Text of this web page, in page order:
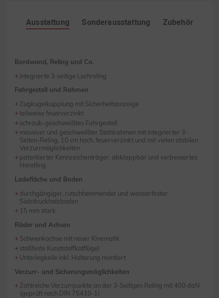
Ausstattung Sonderausstattung Zubehör
Bordwand, Reling und Co.
integrierte 3-seitige Lochreling
Fahrgestell und Rahmen
Zugkugelkupplung mit Sicherheitsanzeige
teilweise feuerverzinkt
schraub-geschweißtes Fahrgestell
massiver und geschweißter Stahlrahmen mit integrierter 3-
Seiten-Reling, 10 cm hoch, feuerverzinkt und mit vielen stabilen
Verzurrmöglichkeiten
patentierter Kennzeichenträger, abklappbar und verbessertes
Handling
Ladefläche und Boden
durchgängiger, rutschhemmender und wasserfester
Siebdruckholzboden
15 mm stark
Räder und Achsen
Schwenkachse mit neuer Kinematik
stoßfeste Kunststoffkotflügel
Unterlegkeile inkl. Halterung montiert
Verzurr- und Sicherungsmöglichkeiten
Zahlreiche Verzurrpunkte an der 3-Seitigen Reling mit 400 daN
(geprüft nach DIN 75410-1)